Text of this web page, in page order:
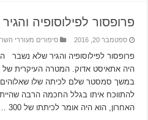
פרופסור לפילוסופיה
ספטמבר 20, 2016 סיפורים מעוררי
פרופסור לפילוסופיה והגיר שלא נשבר
היה אתאיסט אדוק. המטרה העיקרית של
במשך סמסטר שלם לכיתה שלו שאלוהים
להתווכח איתו בגלל החכמה הרבה
האחרון, הוא היה אומר לכיתתו של 300 …